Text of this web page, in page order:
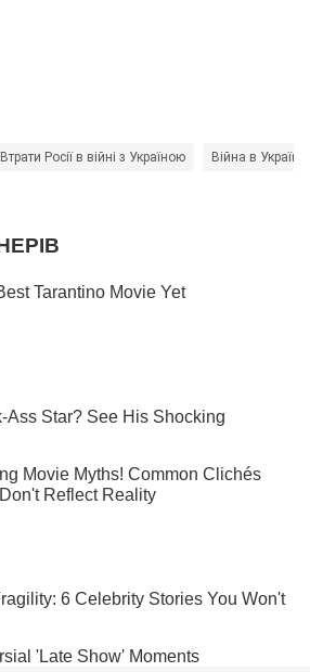
Втрати Росії в війні з Україною Війна в Україні